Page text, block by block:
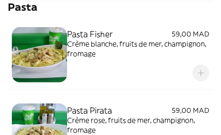
Pasta
Pasta Fisher
59,00 MAD
Crème blanche, fruits de mer, champignon,
fromage
Pasta Pirata
59,00 MAD
Crème rose, fruits de mer, champignon,
fromage